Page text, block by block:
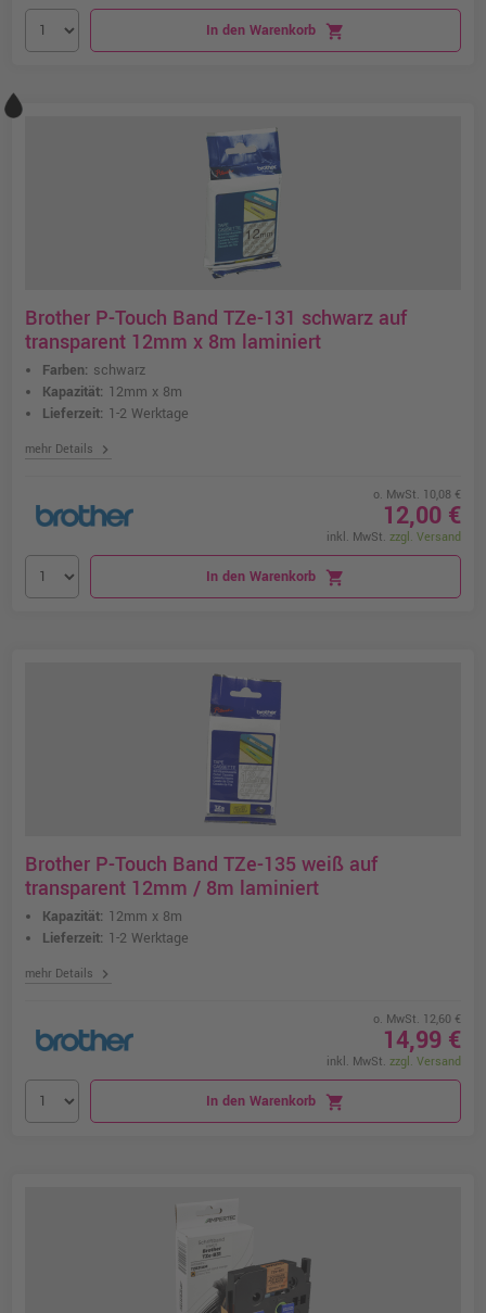
In den Warenkorb shopping_cart
Brother P-Touch Band TZe-131 schwarz auf
transparent 12mm x 8m laminiert
Farben: schwarz
Kapazität: 12mm x 8m
Lieferzeit: 1-2 Werktage
mehr Details chevron_right
o. MwSt. 10,08 €
12,00 €
inkl. MwSt. zzgl. Versand
In den Warenkorb shopping_cart
Brother P-Touch Band TZe-135 weiß auf
transparent 12mm / 8m laminiert
Kapazität: 12mm x 8m
Lieferzeit: 1-2 Werktage
mehr Details chevron_right
o. MwSt. 12,60 €
14,99 €
inkl. MwSt. zzgl. Versand
In den Warenkorb shopping_cart